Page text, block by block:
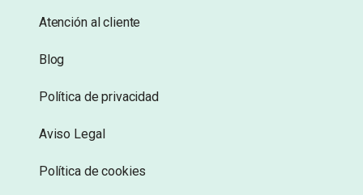
Atención al cliente
Blog
Política de privacidad
Aviso Legal
Política de cookies